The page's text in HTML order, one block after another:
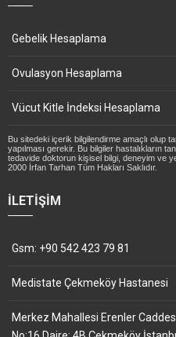
Gebelik Hesaplama
Ovulasyon Hesaplama
Vücut Kitle İndeksi Hesaplama
Bu sitedeki içerik bilgilendirme amaçlı olup
yapılması gerekir. Bu bilgiler hastalıkların
tedavide doktorun kişisel bilgi, deneyim ve
2000 İrfan Tarhan Tüm Hakları Saklıdır.
İLETIŞIM
Gsm: +90 542 423 79 81
Medistate Çekmeköy Hastanesi
Merkez Mahallesi Erenler